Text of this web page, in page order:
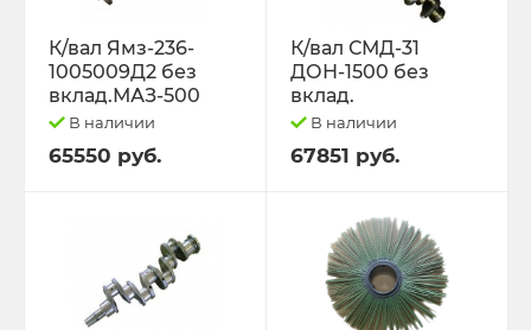
К/вал Ямз-236-
1005009Д2 без
вклад.МАЗ-500
В наличии
65550 руб.
К/вал СМД-31
ДОН-1500 без
вклад.
В наличии
67851 руб.